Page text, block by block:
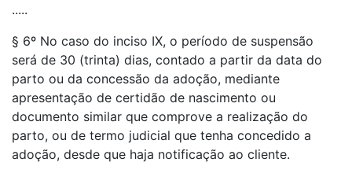
.....
§ 6º No caso do inciso IX, o período de suspensão
será de 30 (trinta) dias, contado a partir da data do
parto ou da concessão da adoção, mediante
apresentação de certidão de nascimento ou
documento similar que comprove a realização do
parto, ou de termo judicial que tenha concedido a
adoção, desde que haja notificação ao cliente.